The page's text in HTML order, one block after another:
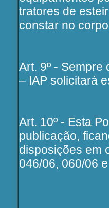
tratores de
constar no
Art. 9º -
– IAP solicitará
Art. 10º - Esta
publicação,
disposições em
046/06, 060/06